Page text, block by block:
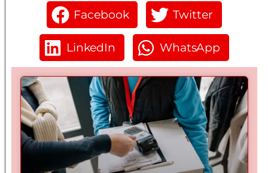
Facebook Twitter
LinkedIn WhatsApp